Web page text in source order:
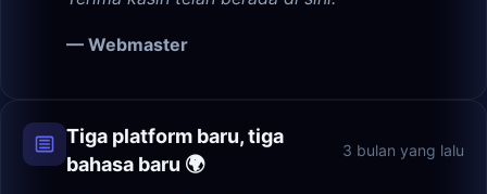
— Webmaster
Tiga platform baru, tiga
bahasa baru 🌍
3 bulan yang lalu